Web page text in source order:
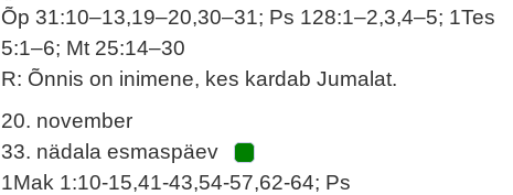
Õp 31:10–13,19–20,30–31; Ps 128:1–2,3,4–5; 1Tes
5:1–6; Mt 25:14–30
R: Õnnis on inimene, kes kardab Jumalat.
20. november
33. nädala esmaspäev
1Mak 1:10-15,41-43,54-57,62-64; Ps